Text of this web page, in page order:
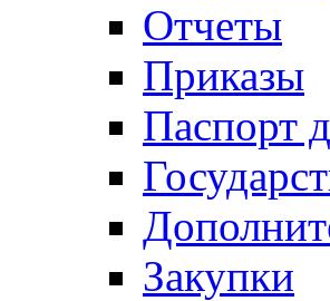
Отчеты
Приказы
Паспорт
Закупки